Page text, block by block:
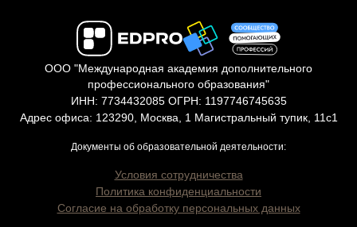
ООО "Международная академия дополнительного
профессионального образования"
ИНН: 7734432085 ОГРН: 1197746745635
Адрес офиса: 123290, Москва, 1 Магистральный тупик, 11с1
Документы об образовательной деятельности:
Условия сотрудничества
Политика конфиденциальности
Согласие на обработку персональных данных